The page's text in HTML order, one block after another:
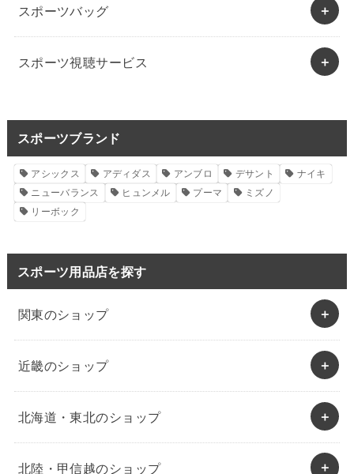
スポーツバッグ
スポーツ視聴サービス
スポーツブランド
アシックス アディダス アンブロ デサント
ナイキ
ニューバランス
ヒュンメル プーマ
ミズノ
リーボック
スポーツ用品店を探す
関東のショップ
近畿のショップ
北海道・東北のショップ
北陸・甲信越のショップ